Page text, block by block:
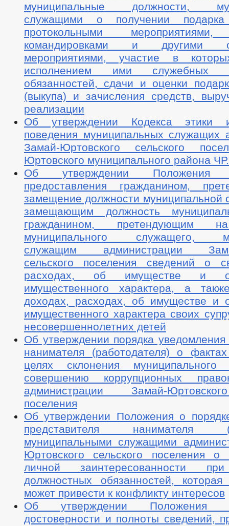
муниципальные должности,
служащими о получении
протокольными
командировками и другими
мероприятиями, участие в
исполнением ими служебных
обязанностей, сдачи и оценки
(выкупа) и зачисления средств,
реализации
Об утверждении Кодекса этики
поведения муниципальных служащих
Замай-Юртовского сельского
Юртовского муниципального района ЧР.
Об утверждении
предоставления гражданином,
замещение должности муниципальной
замещающим должность
гражданином, претендующим
муниципального служащего,
служащим администрации
сельского поселения сведений о
расходах, об имуществе и
имущественного характера, а
доходах, расходах, об имуществе и
имущественного характера своих
несовершеннолетних детей
Об утверждении порядка уведомления
нанимателя (работодателя) о
целях склонения
совершению коррупционных
администрации Замай-
поселения
Об утверждении Положения о
представителя нанимателя
муниципальными служащими
Юртовского сельского поселения о
личной заинтересованности
должностных обязанностей,
может привести к конфликту интересов
Об утверждении Положения
достоверности и полноты сведений,